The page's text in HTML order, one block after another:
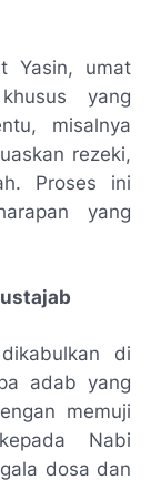
Yasin, umat
yang
misalnya
rezeki,
Proses ini
yang
di
adab yang
memuji
Nabi
dosa dan